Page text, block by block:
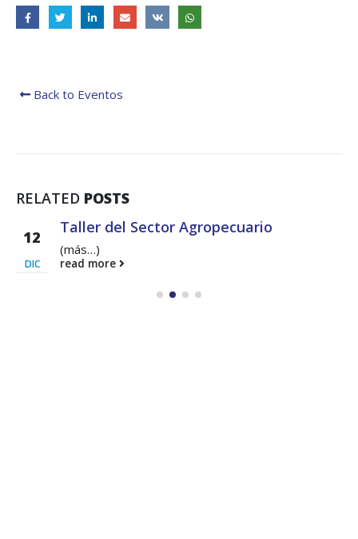
Back to Eventos
RELATED POSTS
12
DIC
Taller del Sector Agropecuario
(más…)
read more